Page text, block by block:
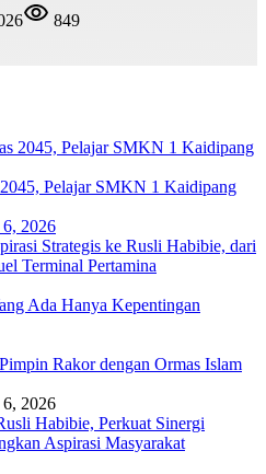
849
Pelajar SMKN 1 Kaidipang
2026
Strategis ke Rusli Habibie, dari
Terminal Pertamina
Ada Hanya Kepentingan
Rakor dengan Ormas Islam
2026
Habibie, Perkuat Sinergi
Aspirasi Masyarakat